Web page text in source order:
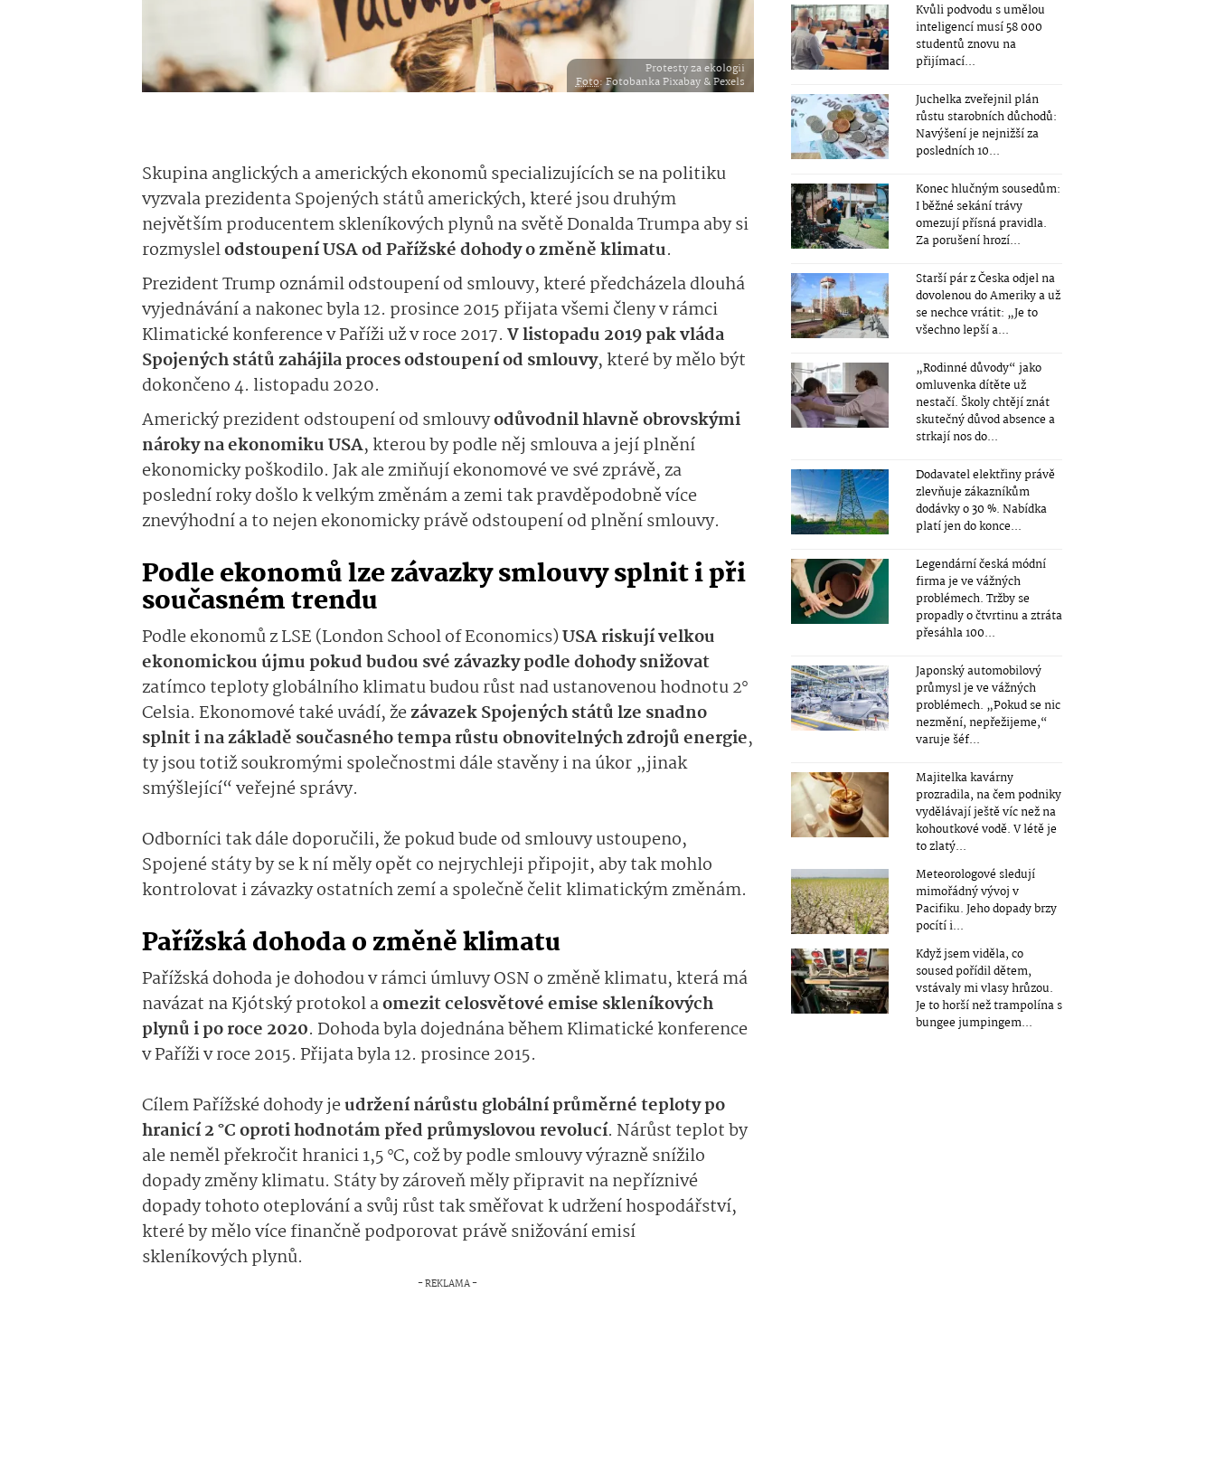
Protesty za ekologii
Foto: Fotobanka Pixabay & Pexels
Skupina anglických a amerických ekonomů specializujících se na politiku
vyzvala prezidenta Spojených států amerických, které jsou druhým
největším producentem skleníkových plynů na světě Donalda Trumpa aby si
rozmyslelodstoupení USA od Pařížské dohody o změně klimatu.
Prezident Trump oznámil odstoupení od smlouvy, které předcházela dlouhá
vyjednávání a nakonec byla 12. prosince 2015 přijata všemi členy v rámci
Klimatické konference v Paříži už v roce 2017. V listopadu 2019 pak vláda
Spojených států zahájila proces odstoupení od smlouvy, které by mělo být
dokončeno 4. listopadu 2020.
Americký prezident odstoupení od smlouvyodůvodnil hlavně obrovskými
nároky na ekonomiku USA, kterou by podle něj smlouva a její plnění
ekonomicky poškodilo. Jak ale zmiňují ekonomové ve své zprávě, za
poslední roky došlo k velkým změnám a zemi tak pravděpodobně více
znevýhodní a to nejen ekonomicky právě odstoupení od plnění smlouvy.
Podle ekonomů lze závazky smlouvy splnit i při
současném trendu
Podle ekonomů z LSE (London School of Economics)USA riskují velkou
ekonomickou újmu pokud budou své závazky podle dohody snižovat
zatímco teploty globálního klimatu budou růst nad ustanovenou hodnotu 2°
Celsia. Ekonomové také uvádí, žezávazek Spojených států lze snadno
splnit i na základě současného tempa růstu obnovitelných zdrojů energie,
ty jsou totiž soukromými společnostmi dále stavěny i na úkor „jinak
smýšlející“ veřejné správy.
Odborníci tak dále doporučili, že pokud bude od smlouvy ustoupeno,
Spojené státy by se k ní měly opět co nejrychleji připojit, aby tak mohlo
kontrolovat i závazky ostatních zemí a společně čelit klimatickým změnám.
Pařížská dohoda o změně klimatu
Pařížská dohoda je dohodou v rámci úmluvy OSN o změně klimatu, která má
navázat na Kjótský protokol aomezit celosvětové emise skleníkových
plynů i po roce 2020. Dohoda byla dojednána během Klimatické konference
v Paříži v roce 2015. Přijata byla 12. prosince 2015.
Cílem Pařížské dohody jeudržení nárůstu globální průměrné teploty po
hranicí 2 °C oproti hodnotám před průmyslovou revolucí. Nárůst teplot by
ale neměl překročit hranici 1,5 °C, což by podle smlouvy výrazně snížilo
dopady změny klimatu. Státy by zároveň měly připravit na nepříznivé
dopady tohoto oteplování a svůj růst tak směřovat k udržení hospodářství,
které by mělo více finančně podporovat právě snižování emisí
skleníkových plynů.
Kvůli podvodu s umělou
inteligencí musí 58 000
studentů znovu na
přijímací...
Juchelka zveřejnil plán
růstu starobních důchodů:
Navýšení je nejnižší za
posledních 10...
Konec hlučným sousedům:
I běžné sekání trávy
omezují přísná pravidla.
Za porušení hrozí...
Starší pár z Česka odjel na
dovolenou do Ameriky a už
se nechce vrátit: „Je to
všechno lepší a...
„Rodinné důvody“ jako
omluvenka dítěte už
nestačí. Školy chtějí znát
skutečný důvod absence a
strkají nos do...
Dodavatel elektřiny právě
zlevňuje zákazníkům
dodávky o 30 %. Nabídka
platí jen do konce...
Legendární česká módní
firma je ve vážných
problémech. Tržby se
propadly o čtvrtinu a ztráta
přesáhla 100...
Japonský automobilový
průmysl je ve vážných
problémech. „Pokud se nic
nezmění, nepřežijeme,“
varuje šéf...
Majitelka kavárny
prozradila, na čem podniky
vydělávají ještě víc než na
kohoutkové vodě. V létě je
to zlatý...
Meteorologové sledují
mimořádný vývoj v
Pacifiku. Jeho dopady brzy
pocítí i...
Když jsem viděla, co
soused pořídil dětem,
vstávaly mi vlasy hrůzou.
Je to horší než trampolína s
bungee jumpingem...